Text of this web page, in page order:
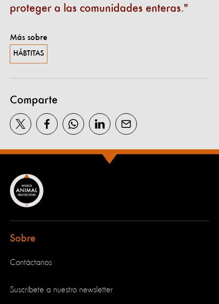
proteger a las comunidades enteras.
Más sobre
HÁBTITAS
Comparte
Sobre
Contáctanos
Suscríbete a nuestro newsletter